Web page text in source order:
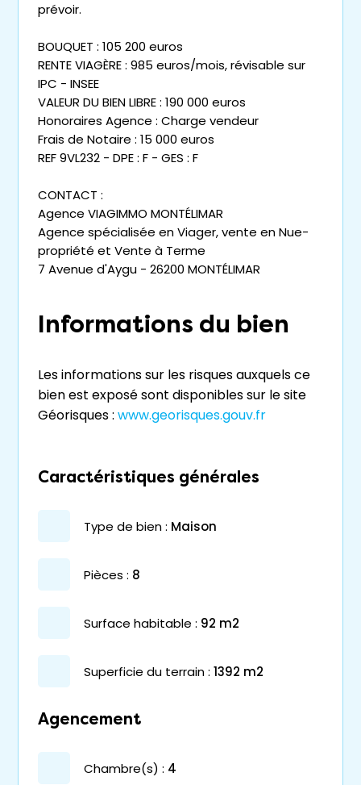
prévoir.
BOUQUET : 105 200 euros
RENTE VIAGÈRE : 985 euros/mois, révisable sur
IPC - INSEE
VALEUR DU BIEN LIBRE : 190 000 euros
Honoraires Agence : Charge vendeur
Frais de Notaire : 15 000 euros
REF 9VL232 - DPE : F - GES : F
CONTACT :
Agence VIAGIMMO MONTÉLIMAR
Agence spécialisée en Viager, vente en Nue-
propriété et Vente à Terme
7 Avenue d'Aygu - 26200 MONTÉLIMAR
Informations du bien
Les informations sur les risques auxquels ce
bien est exposé sont disponibles sur le site
Géorisques : www.georisques.gouv.fr
Caractéristiques générales
type de bien : maison
pièces : 8
surface habitable : 92 m2
superficie du terrain : 1392 m2
Agencement
chambre(s) : 4